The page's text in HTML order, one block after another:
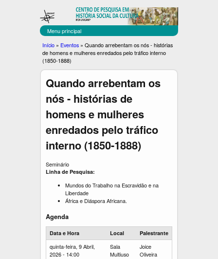
Pular
para
o
conteúdo
principal
C
E
C
U
L
T
Menu principal
Você
está
aqui
Início » Eventos » Quando arrebentam os nós - histórias
de homens e mulheres enredados pelo tráfico interno
(1850-1888)
Quando arrebentam os
nós - histórias de
homens e mulheres
enredados pelo tráfico
interno (1850-1888)
Seminário
Linha de Pesquisa:
Mundos do Trabalho na Escravidão e na
Liberdade
África e Diáspora Africana.
Agenda
Data e Hora Local Palestrante
quinta-feira, 9 Abril,
2026 - 14:00
Sala
Multiuso
Joice
Oliveira